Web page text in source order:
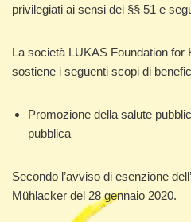
privilegiati ai sensi dei §§ 51 e
La società LUKAS Foundation for
sostiene i seguenti scopi di
Promozione della salute
pubblica
Secondo l’avviso di esenzione
Mühlacker del 28 gennaio 2020.